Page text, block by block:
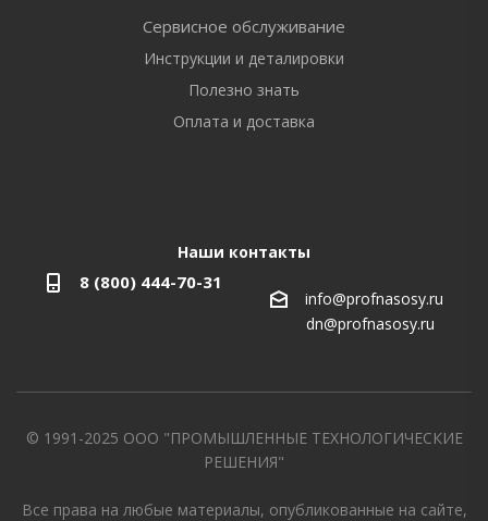
Сервисное обслуживание
Инструкции и деталировки
Полезно знать
Оплата и доставка
Наши контакты
8 (800) 444-70-31
info@profnasosy.ru
dn@profnasosy.ru
© 1991-2025 ООО "ПРОМЫШЛЕННЫЕ ТЕХНОЛОГИЧЕСКИЕ
РЕШЕНИЯ"
Все права на любые материалы, опубликованные на сайте,